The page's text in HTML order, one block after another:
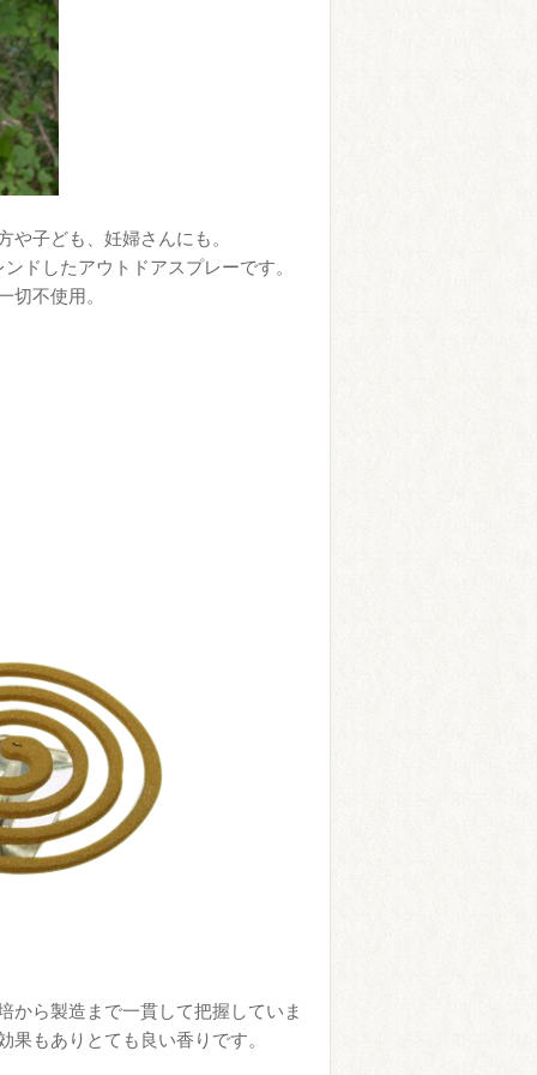
子ども、妊婦さんにも。
ドしたアウトドアスプレーです。
不使用。
から製造まで一貫して把握していま
もありとても良い香りです。